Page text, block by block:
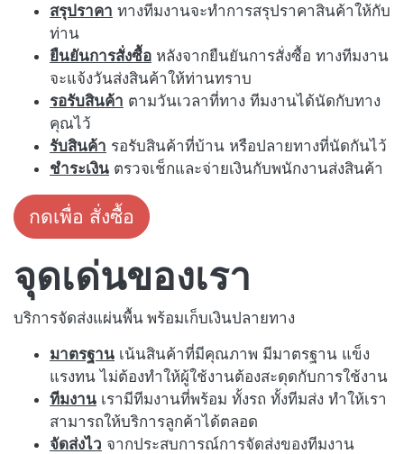
สรุปราคา ทางทีมงานจะทำการสรุปราคาสินค้าให้กับ
ท่าน
ยืนยันการสั่งซื้อ หลังจากยืนยันการสั่งซื้อ ทางทีมงาน
จะแจ้งวันส่งสินค้าให้ท่านทราบ
รอรับสินค้า ตามวันเวลาที่ทาง ทีมงานได้นัดกับทาง
คุณไว้
รับสินค้า รอรับสินค้าที่บ้าน หรือปลายทางที่นัดกันไว้
ชำระเงิน ตรวจเช็กและจ่ายเงินกับพนักงานส่งสินค้า
กดเพื่อ สั่งซื้อ
จุดเด่นของเรา
บริการจัดส่งแผ่นพื้น พร้อมเก็บเงินปลายทาง
มาตรฐาน เน้นสินค้าที่มีคุณภาพ มีมาตรฐาน แข็ง
แรงทน ไม่ต้องทำให้ผู้ใช้งานต้องสะดุดกับการใช้งาน
ทีมงาน เรามีทีมงานที่พร้อม ทั้งรถ ทั้งทีมส่ง ทำให้เรา
สามารถให้บริการลูกค้าได้ตลอด
จัดส่งไว จากประสบการณ์การจัดส่งของทีมงาน